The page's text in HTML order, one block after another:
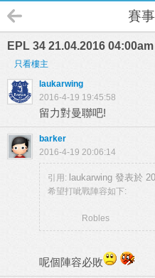
賽
EPL 34 21.04.2016
只看樓主
laukarwing
2016-4-19 19:45:58
留力對曼聯吧!
barker
2016-4-19 20:06:14
引用: laukarwing 發表於
希望打呲戰陣容如下:
Robles
呢個陣容必敗